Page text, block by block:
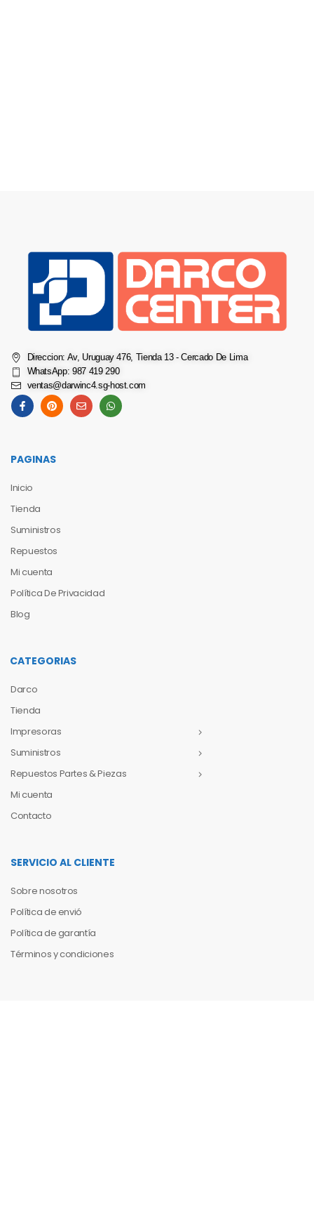
Direccion: Av, Uruguay 476, Tienda 13 - Cercado De Lima
WhatsApp: 987 419 290
ventas@darwinc4.sg-host.com
PAGINAS
Inicio
Tienda
Suministros
Repuestos
Mi cuenta
Política De Privacidad
Blog
CATEGORIAS
Darco
Tienda
Impresoras
Suministros
Repuestos Partes & Piezas
Mi cuenta
Contacto
SERVICIO AL CLIENTE
Sobre nosotros
Política de envió
Política de garantía
Términos y condiciones